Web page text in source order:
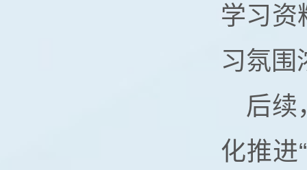
学习资
习氛围
后续
化推进